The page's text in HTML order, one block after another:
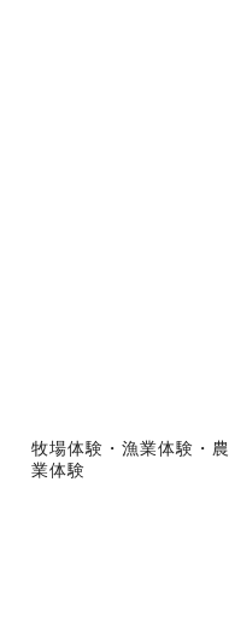
牧場体験・漁業体験・農
業体験